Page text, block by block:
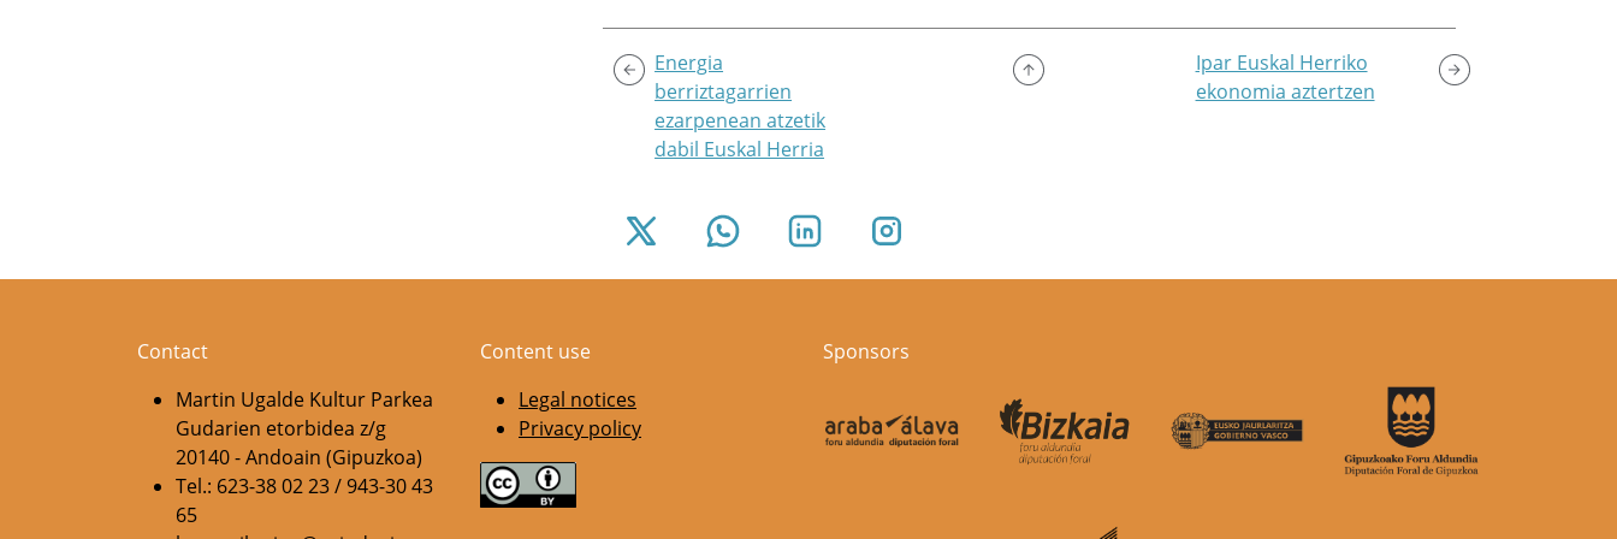
Energia
berriztagarrien
ezarpenean atzetik
dabil Euskal Herria
Ipar Euskal Herriko
ekonomia aztertzen
Contact
Martin Ugalde Kultur Parkea
Gudarien etorbidea z/g
20140 - Andoain (Gipuzkoa)
Tel.: 623-38 02 23 / 943-30 43
65
Content use
Legal notices
Privacy policy
Sponsors